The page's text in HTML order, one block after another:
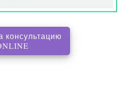
консультацию
, перенаправляет на